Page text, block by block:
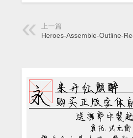
上一篇
Heroes-Assemble-Outline-